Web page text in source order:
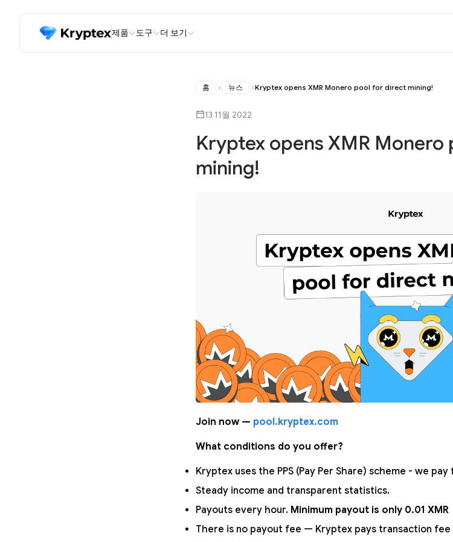
제품 도구 더 보기
홈 뉴스 Kryptex opens XMR Monero pool for direct mining!
13 11월 2022
Kryptex opens XMR
mining!
Join now — pool.kryptex.com
What conditions do you offer?
Kryptex uses the PPS (Pay Per Share) scheme - we
Steady income and transparent statistics.
Payouts every hour. Minimum payout is only 0.01 XMR
There is no payout fee — Kryptex pays transaction fee